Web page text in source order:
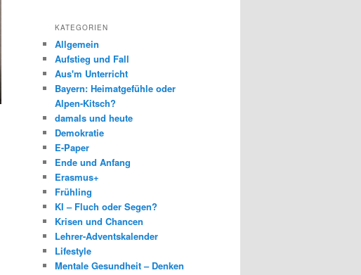
KATEGORIEN
Allgemein
Aufstieg und Fall
Aus'm Unterricht
Bayern: Heimatgefühle oder
Alpen-Kitsch?
damals und heute
Demokratie
E-Paper
Ende und Anfang
Erasmus+
Frühling
KI – Fluch oder Segen?
Krisen und Chancen
Lehrer-Adventskalender
Lifestyle
Mentale Gesundheit – Denken